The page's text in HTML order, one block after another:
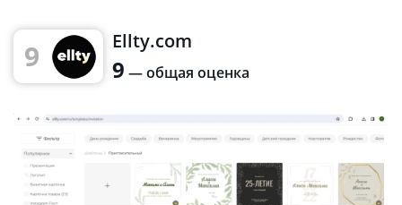
9 Ellty.com
9 — общая оценка